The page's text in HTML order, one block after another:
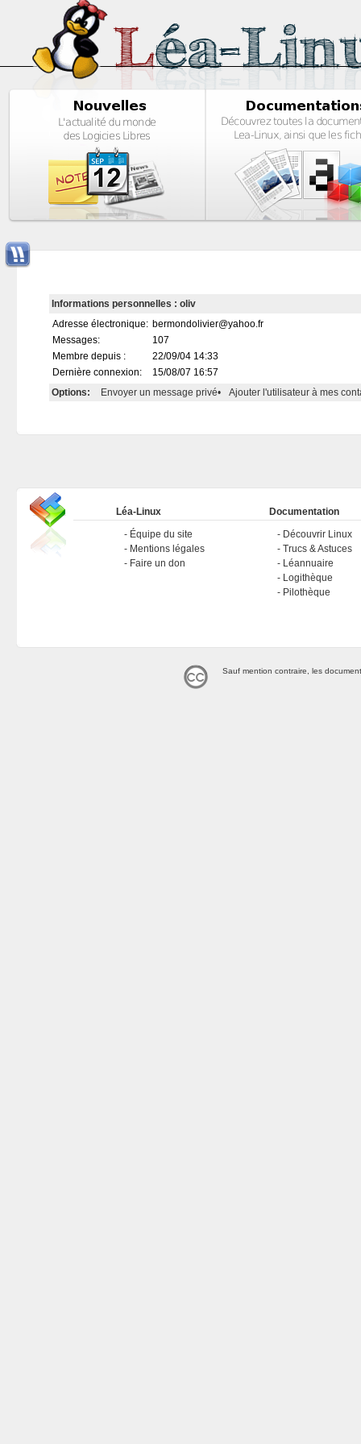
Informations personnelles : oliv
Adresse électronique: bermondolivier@yahoo.fr
Messages:
107
Membre depuis :
22/09/04 14:33
Dernière connexion:
15/08/07 16:57
Options:
Envoyer un message privé• Ajouter l'utilisateur à mes
Léa-Linux
Équipe du site
Mentions légales
Faire un don
Documentation
Découvrir Linux
Trucs & Astuces
Léannuaire
Logithèque
Pilothèque
Sauf mention contraire, les